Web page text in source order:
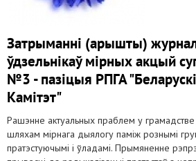
Затрыманні (арышты)
ўдзельнікаў мірных акцый
№3 - пазіцыя РПГА "Беларускі
Камітэт"
Рашэнне актуальных праблем у
шляхам мірнага дыялогу паміж рознымі
пратэстуючымі і ўладамі. Прымяненне